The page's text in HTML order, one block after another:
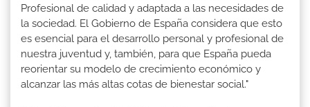
Profesional de calidad y adaptada a las necesidades de
la sociedad. El Gobierno de España considera que esto
es esencial para el desarrollo personal y profesional de
nuestra juventud y, también, para que España pueda
reorientar su modelo de crecimiento económico y
alcanzar las más altas cotas de bienestar social."